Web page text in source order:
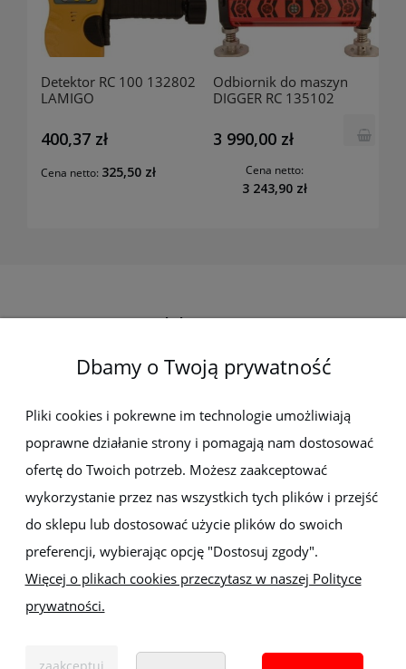
Detektor RC 100 132802
LAMIGO
400,37 zł
Cena netto: 325,50 zł
Odbiornik do maszyn
DIGGER RC 135102
3 990,00 zł
Cena netto:
3 243,90 zł
Elektro-met
Pomoc
Dostawa i płatności
Moje konto
Gwarancja i zwroty
O firmie
Handlowa 1, 35-103 Rzeszów
Dbamy o Twoją prywatność
Pliki cookies i pokrewne im technologie umożliwiają
poprawne działanie strony i pomagają nam dostosować
ofertę do Twoich potrzeb. Możesz zaakceptować
wykorzystanie przez nas wszystkich tych plików i przejść
do sklepu lub dostosować użycie plików do swoich
preferencji, wybierając opcję "Dostosuj zgody".
Więcej o plikach cookies przeczytasz w naszej Polityce
prywatności.